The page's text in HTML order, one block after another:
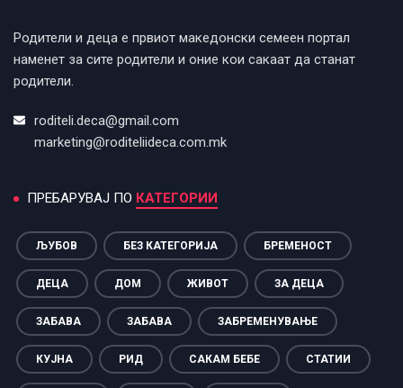
Родители и деца е првиот македонски семеен портал
наменет за сите родители и оние кои сакаат да станат
родители.
roditeli.deca@gmail.com
marketing@roditeliideca.com.mk
ПРЕБАРУВАЈ ПО КАТЕГОРИИ
ЉУБОВ БЕЗ КАТЕГОРИЈА БРЕМЕНОСТ
ДЕЦА ДОМ ЖИВОТ ЗА ДЕЦА
ЗАБАВА ЗАБАВА ЗАБРЕМЕНУВАЊЕ
КУЈНА РИД САКАМ БЕБЕ СТАТИИ